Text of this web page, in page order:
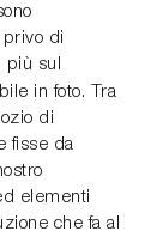
privo di
sul
in foto. Tra
di
fisse da
elementi
che fa al